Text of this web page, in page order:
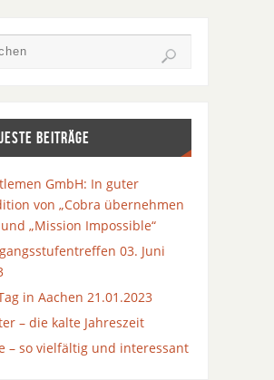
BEITRÄGE
GmbH: In guter
von „Cobra übernehmen
und „Mission Impossible“
03. Juni
in Aachen 21.01.2023
– die kalte Jahreszeit
– so vielfältig und interessant